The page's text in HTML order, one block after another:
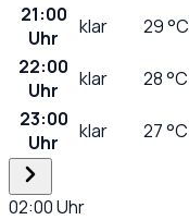
21:00
Uhr
klar 29°C
22:00
Uhr
klar 28°C
23:00
Uhr
klar 27°C
02:00Uhr